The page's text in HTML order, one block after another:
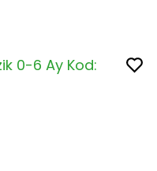
0-6 Ay Kod: